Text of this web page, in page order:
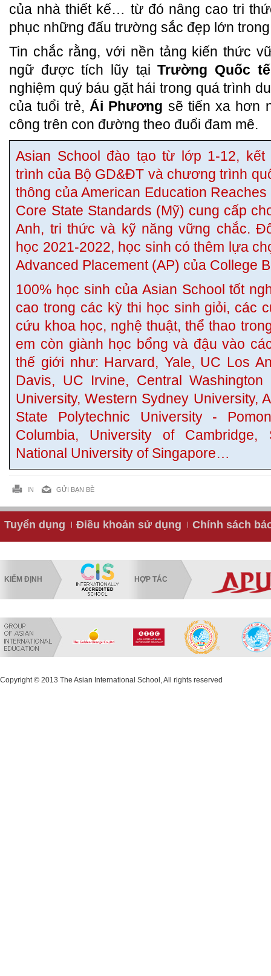
của nhà thiết kế… từ đó nâng cao tri
phục những đấu trường sắc đẹp lớn
Tin chắc rằng, với nền tảng kiến thức
ngữ được tích lũy tạiTrường Quốc
nghiệm quý báu gặt hái trong quá trình
của tuổi trẻ, Ái Phương sẽ tiến xa hơn
công trên con đường theo đuổi đam mê.
Asian School đào tạo từ lớp 1-12,
trình của Bộ GD&ĐT và chương trình
thông của American Education
Core State Standards (Mỹ) cung cấp
Anh, tri thức và kỹ năng vững chắc.
học 2021-2022, học sinh có thêm lựa
Advanced Placement (AP) của College
100% học sinh của Asian School tốt
cao trong các kỳ thi học sinh giỏi, các
cứu khoa học, nghệ thuật, thể thao
em còn giành học bổng và đậu vào
thế giới như: Harvard, Yale, UC Los
Davis, UC Irvine, Central Washington
University, Western Sydney University,
State Polytechnic University -
Columbia, University of Cambridge,
National University of Singapore…
IN GỬI BẠN BÈ
Tuyển dụng Điều khoản sử dụng Chính sách
KIỂM ĐỊNH HỢP TÁC
Copyright © 2013 The Asian International School, All rights reserved